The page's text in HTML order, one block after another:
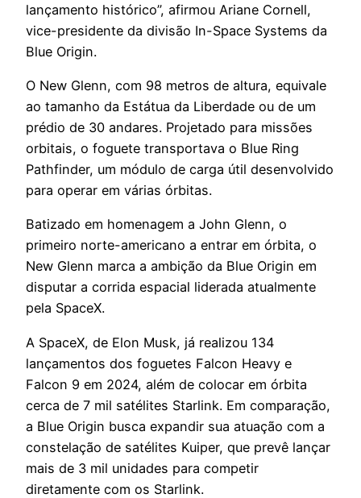
lançamento histórico”, afirmou Ariane Cornell,
vice-presidente da divisão In-Space Systems da
Blue Origin.
O New Glenn, com 98 metros de altura, equivale
ao tamanho da Estátua da Liberdade ou de um
prédio de 30 andares. Projetado para missões
orbitais, o foguete transportava o Blue Ring
Pathfinder, um módulo de carga útil desenvolvido
para operar em várias órbitas.
Batizado em homenagem a John Glenn, o
primeiro norte-americano a entrar em órbita, o
New Glenn marca a ambição da Blue Origin em
disputar a corrida espacial liderada atualmente
pela SpaceX.
A SpaceX, de Elon Musk, já realizou 134
lançamentos dos foguetes Falcon Heavy e
Falcon 9 em 2024, além de colocar em órbita
cerca de 7 mil satélites Starlink. Em comparação,
a Blue Origin busca expandir sua atuação com a
constelação de satélites Kuiper, que prevê lançar
mais de 3 mil unidades para competir
diretamente com os Starlink.